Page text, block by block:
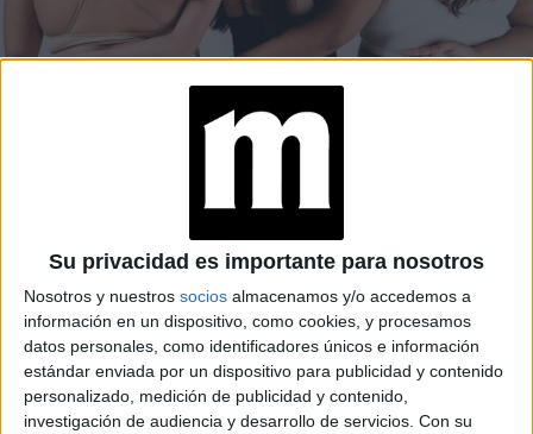
Su privacidad es importante para nosotros
Nosotros y nuestros socios almacenamos y/o accedemos a
información en un dispositivo, como cookies, y procesamos
datos personales, como identificadores únicos e información
estándar enviada por un dispositivo para publicidad y contenido
personalizado, medición de publicidad y contenido,
investigación de audiencia y desarrollo de servicios. Con su
SOCIEDAD
Culona: el proyecto que
transforma un insulto en un
himno
Espacio Publicitario